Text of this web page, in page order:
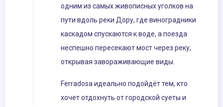
одним из самых живописных уголков на
пути вдоль реки Дору, где виноградники
каскадом спускаются к воде, а поезда
неспешно пересекают мост через реку,
открывая завораживающие виды.
Ferradosa идеально подойдёт тем, кто
хочет отдохнуть от городской суеты и